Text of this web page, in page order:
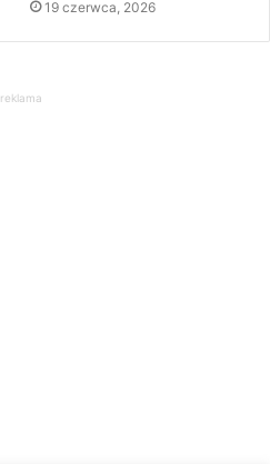
19 czerwca, 2026
reklama